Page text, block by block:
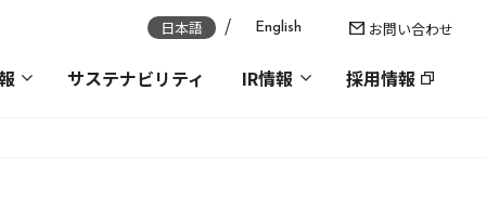
日本語 English お問い合わせ
サステナビリティ IR情報 採用情報